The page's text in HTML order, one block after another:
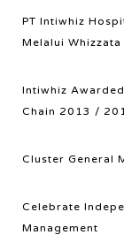
PT Intiwhiz
Melalui
Intiwhiz
Chain 2013 /
Cluster General
Celebrate
Management